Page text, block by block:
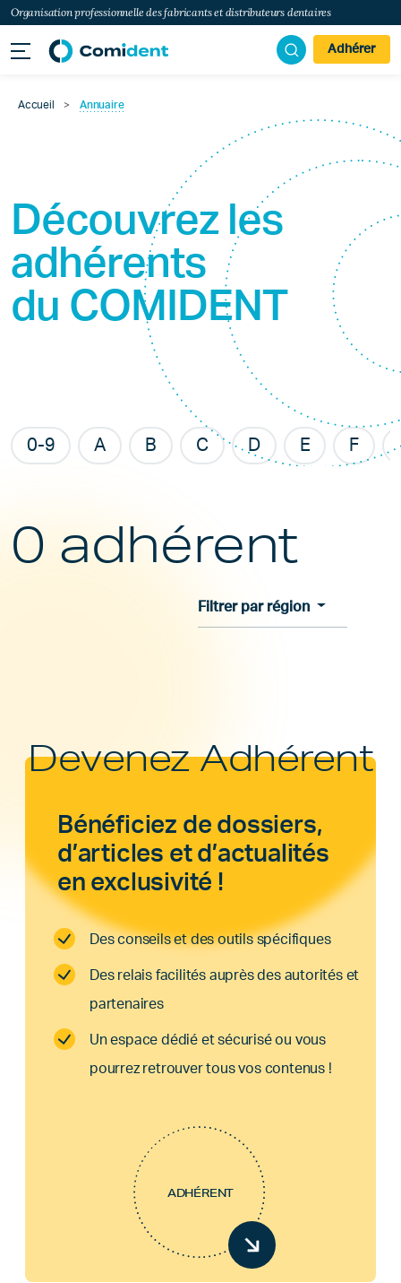
Organisation professionnelle des fabricants et distributeurs dentaires
Adhérer
Accueil > Annuaire
Découvrez les
adhérents
du COMIDENT
0-9 A B C D E F
0 adhérent
Filtrer par région
Devenez Adhérent
Bénéficiez de dossiers,
d’articles et d’actualités
en exclusivité !
Des conseils et des outils spécifiques
Des relais facilités auprès des autorités et
partenaires
Un espace dédié et sécurisé ou vous
pourrez retrouver tous vos contenus !
ADHÉRENT